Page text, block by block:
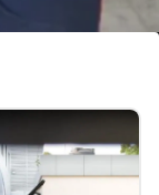
ಪಂದ್ಯವನ್ನು
ಆಡಲಿದೆ.